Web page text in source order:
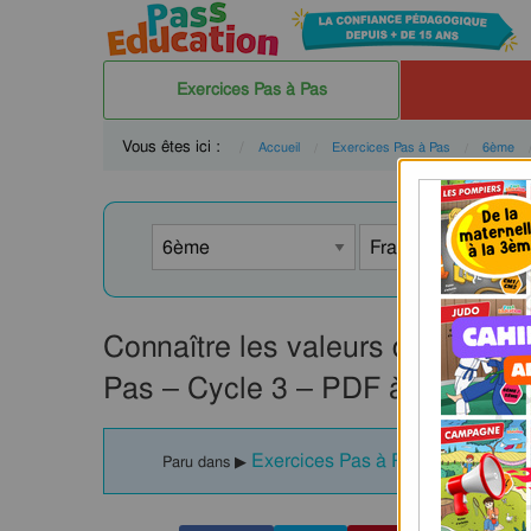
Exercices Pas à Pas
Vous êtes ici : Accueil Exercices Pas à Pas 6ème
Connaître les valeurs du
Pas – Cycle 3 – PDF à imprimer
Paru dans ▶ Exercices Pas à Pas :